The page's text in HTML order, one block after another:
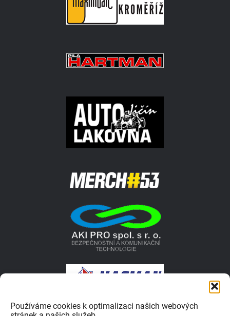
Používáme cookies k optimalizaci našich webových